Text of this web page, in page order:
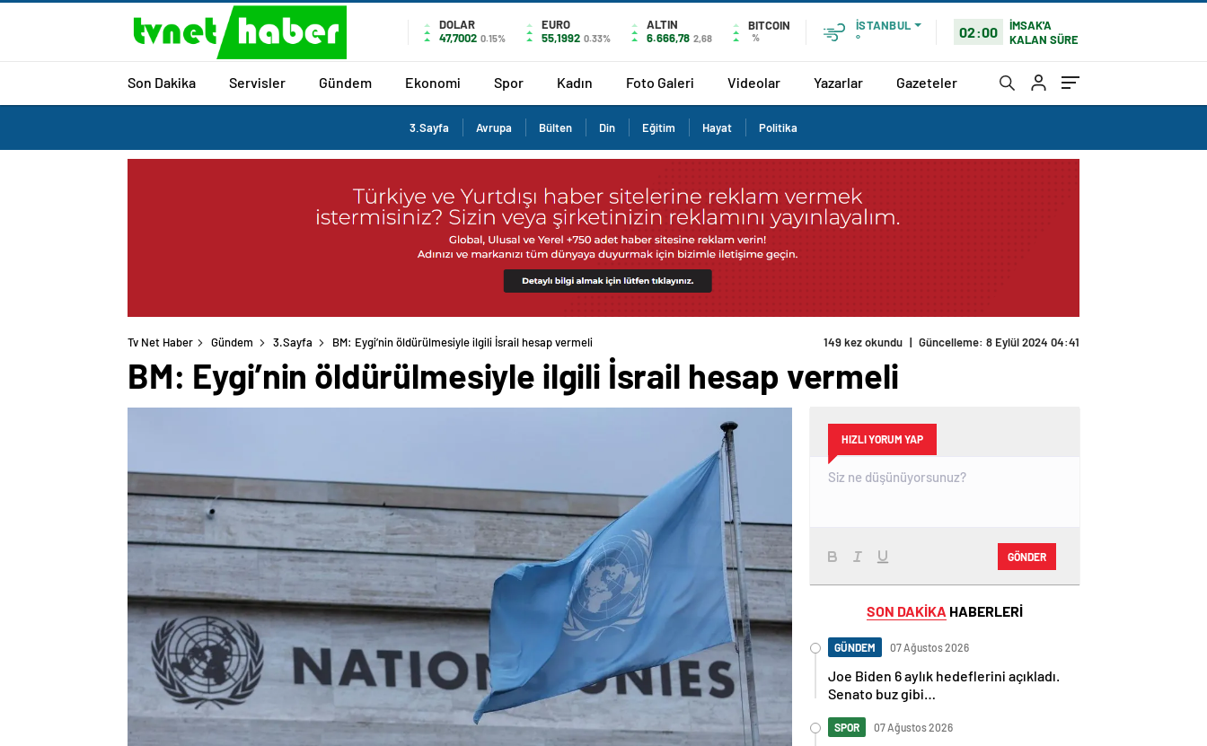
DOLAR
47,7002 0.15%
EURO
55,1992 0.33%
ALTIN
6.666,78 2,68
BITCOIN
%
İSTANBUL
°
02:00
İMSAK'A
KALAN SÜRE
Son Dakika Servisler Gündem Ekonomi Spor Kadın Foto Galeri Videolar Yazarlar Gazeteler
3.Sayfa Avrupa Bülten Din Eğitim Hayat Politika
Tv Net Haber Gündem 3.Sayfa BM: Eygi’nin öldürülmesiyle ilgili İsrail hesap vermeli 149 kez okundu | Güncelleme: 8 Eylül 2024 04:41
BM: Eygi’nin öldürülmesiyle ilgili İsrail hesap vermeli
HIZLI YORUM YAP
GÖNDER
SON DAKİKA HABERLERİ
GÜNDEM 07 Ağustos 2026
Joe Biden 6 aylık hedeflerini açıkladı.
Senato buz gibi…
SPOR 07 Ağustos 2026